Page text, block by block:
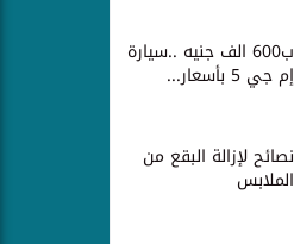
ب600 الف جنيه ..سيارة
إم جي 5 بأسعار...
نصائح لإزالة البقع من
الملابس